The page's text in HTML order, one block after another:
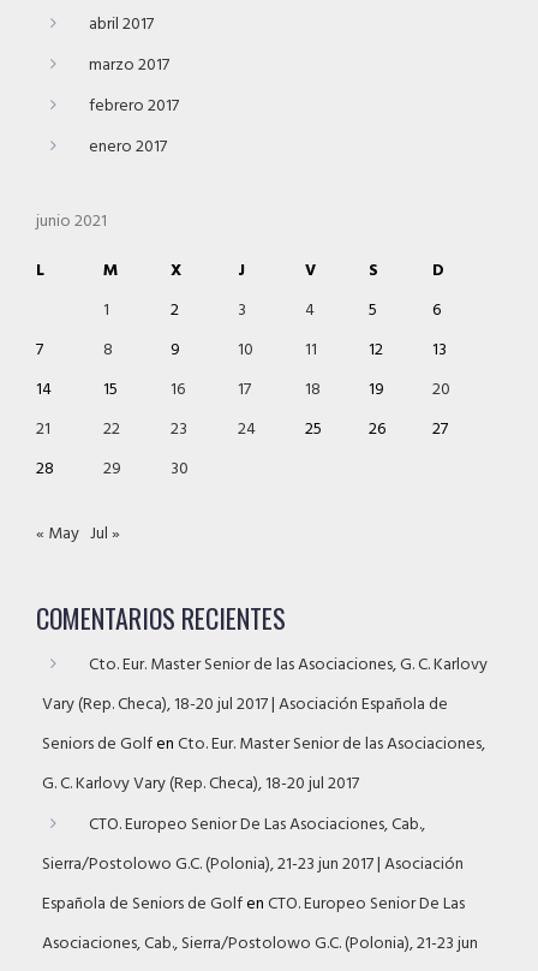
abril 2017
marzo 2017
febrero 2017
enero 2017
junio 2021
L
M X J V S
D
1
2 3 4 5
6
7
8 9 10 11 12
13
14
15 16 17 18 19
20
21
22 23 24 25 26
27
28
29 30
« May Jul »
COMENTARIOS RECIENTES
Cto. Eur. Master Senior de las Asociaciones, G. C. Karlovy
Vary (Rep. Checa), 18-20 jul 2017 | Asociación Española de
Seniors de GolfenCto. Eur. Master Senior de las Asociaciones,
G. C. Karlovy Vary (Rep. Checa), 18-20 jul 2017
CTO. Europeo Senior De Las Asociaciones, Cab.,
Sierra/Postolowo G.C. (Polonia), 21-23 jun 2017 | Asociación
Española de Seniors de GolfenCTO. Europeo Senior De Las
Asociaciones, Cab., Sierra/Postolowo G.C. (Polonia), 21-23 jun